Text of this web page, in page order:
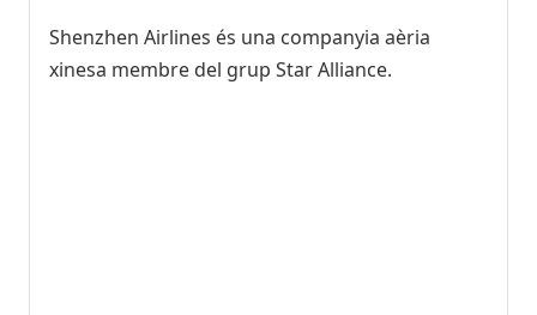
Shenzhen Airlines és una companyia aèria
xinesa membre del grup Star Alliance.